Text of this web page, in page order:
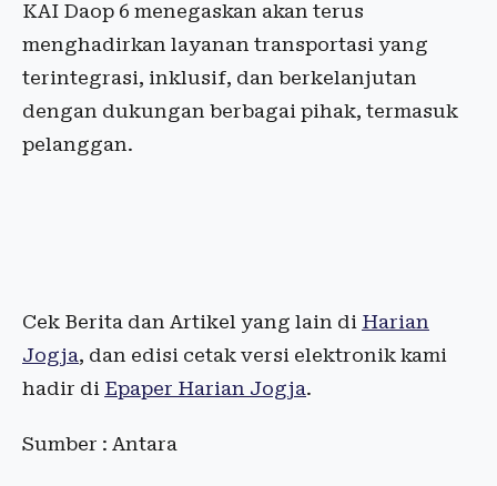
KAI Daop 6 menegaskan akan terus
menghadirkan layanan transportasi yang
terintegrasi, inklusif, dan berkelanjutan
dengan dukungan berbagai pihak, termasuk
pelanggan.
Cek Berita dan Artikel yang lain di Harian
Jogja, dan edisi cetak versi elektronik kami
hadir di Epaper Harian Jogja.
Sumber : Antara